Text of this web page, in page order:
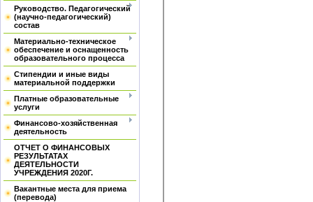
Руководство. Педагогический
(научно-педагогический)
состав
Материально-техническое
обеспечение и оснащенность
образовательного процесса
Стипендии и иные виды
материальной поддержки
Платные образовательные
услуги
Финансово-хозяйственная
деятельность
ОТЧЕТ О ФИНАНСОВЫХ
РЕЗУЛЬТАТАХ
ДЕЯТЕЛЬНОСТИ
УЧРЕЖДЕНИЯ 2020Г.
Вакантные места для приема
(перевода)